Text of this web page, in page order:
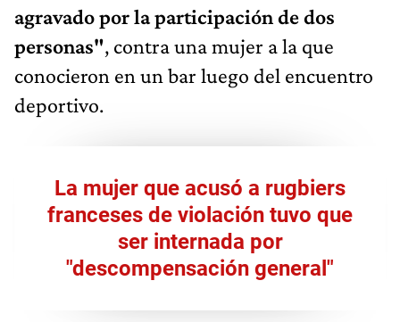
agravado por la participación de dos
personas", contra una mujer a la que
conocieron en un bar luego del encuentro
deportivo.
La mujer que acusó a rugbiers
franceses de violación tuvo que
ser internada por
"descompensación general"